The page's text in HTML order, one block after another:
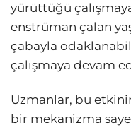
yürüttüğü
enstrüman çalan
çabayla
çalışmaya devam
Uzmanlar, bu
bir mekanizma